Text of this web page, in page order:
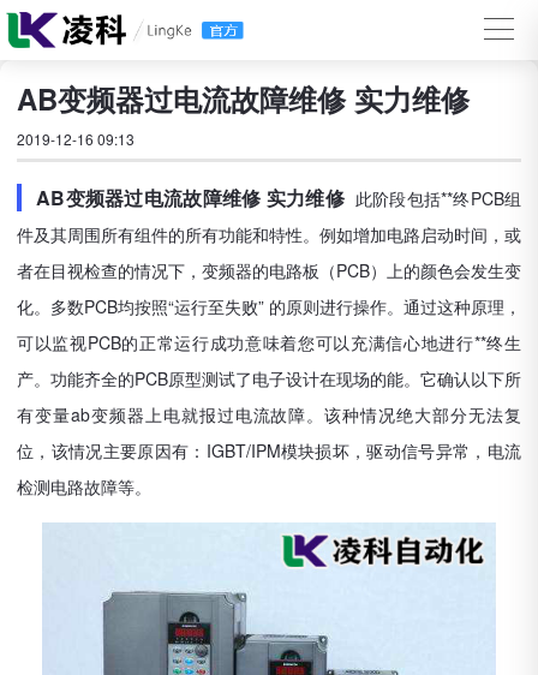
AB变频器过电流故障维修 实力维修
2019-12-16 09:13
AB变频器过电流故障维修 实力维修 此阶段包括**终PCB组
件及其周围所有组件的所有功能和特性。例如增加电路启动时间，或
者在目视检查的情况下，变频器的电路板（PCB）上的颜色会发生变
化。多数PCB均按照“运行至失败” 的原则进行操作。通过这种原理，
可以监视PCB的正常运行成功意味着您可以充满信心地进行**终生
产。功能齐全的PCB原型测试了电子设计在现场的能。它确认以下所
有变量ab变频器上电就报过电流故障。该种情况绝大部分无法复
位，该情况主要原因有：IGBT/IPM模块损坏，驱动信号异常，电流
检测电路故障等。